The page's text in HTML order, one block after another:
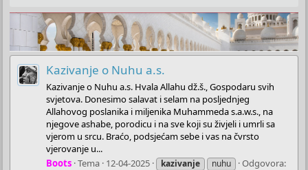
Kazivanje o Nuhu a.s.
Kazivanje o Nuhu a.s. Hvala Allahu dž.š., Gospodaru svih
svjetova. Donesimo salavat i selam na posljednjeg
Allahovog poslanika i miljenika Muhammeda s.a.w.s., na
njegove ashabe, porodicu i na sve koji su živjeli i umrli sa
vjerom u srcu. Braćo, podsjećam sebe i vas na čvrsto
vjerovanje u...
Boots Tema 12-04-2025 kazivanje nuhu
Odgovora: